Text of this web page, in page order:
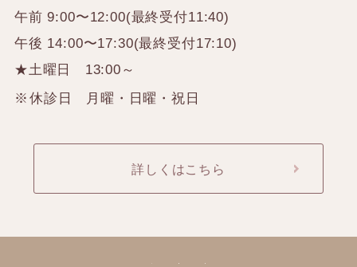
午前 9:00〜12:00(最終受付11:40)
午後 14:00〜17:30(最終受付17:10)
★土曜日 13:00～
休診日 月曜・日曜・祝日
詳しくはこちら